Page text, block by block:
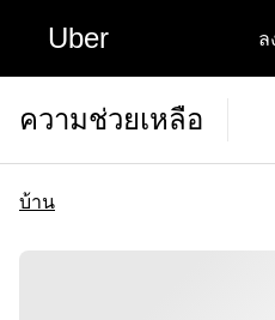
Uber ล
ความช่วยเหลือ
บ้าน